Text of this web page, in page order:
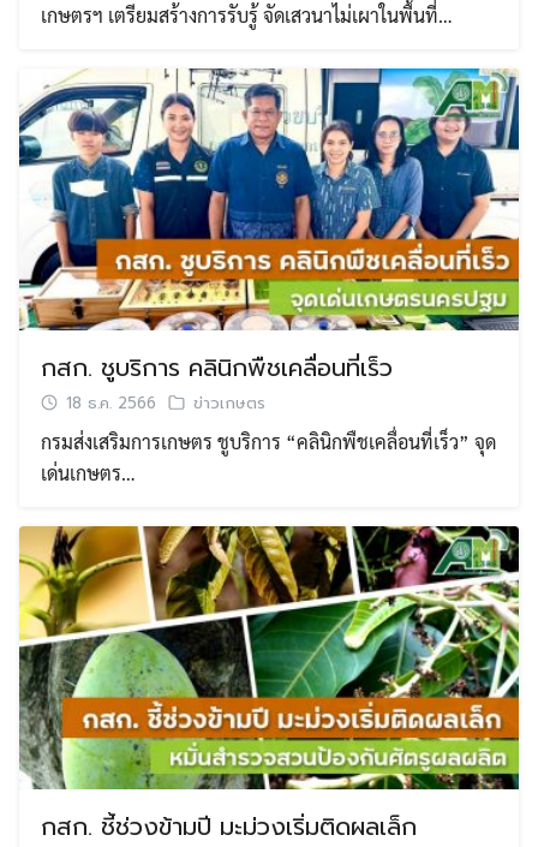
เกษตรฯ เตรียมสร้างการรับรู้ จัดเสวนาไม่เผาในพื้นที่…
กสก. ชูบริการ คลินิกพืชเคลื่อนที่เร็ว
18 ธ.ค. 2566 ข่าวเกษตร
กรมส่งเสริมการเกษตร ชูบริการ “คลินิกพืชเคลื่อนที่เร็ว” จุด
เด่นเกษตร…
กสก. ชี้ช่วงข้ามปี มะม่วงเริ่มติดผลเล็ก